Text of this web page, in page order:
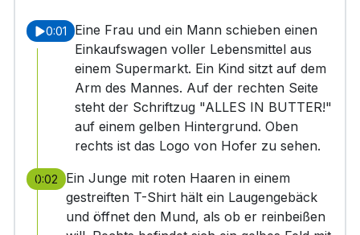
0:01
Eine Frau und ein Mann schieben einen
Einkaufswagen voller Lebensmittel aus
einem Supermarkt. Ein Kind sitzt auf dem
Arm des Mannes. Auf der rechten Seite
steht der Schriftzug "ALLES IN BUTTER!"
auf einem gelben Hintergrund. Oben
rechts ist das Logo von Hofer zu sehen.
0:02
Ein Junge mit roten Haaren in einem
gestreiften T-Shirt hält ein Laugengebäck
und öffnet den Mund, als ob er reinbeißen